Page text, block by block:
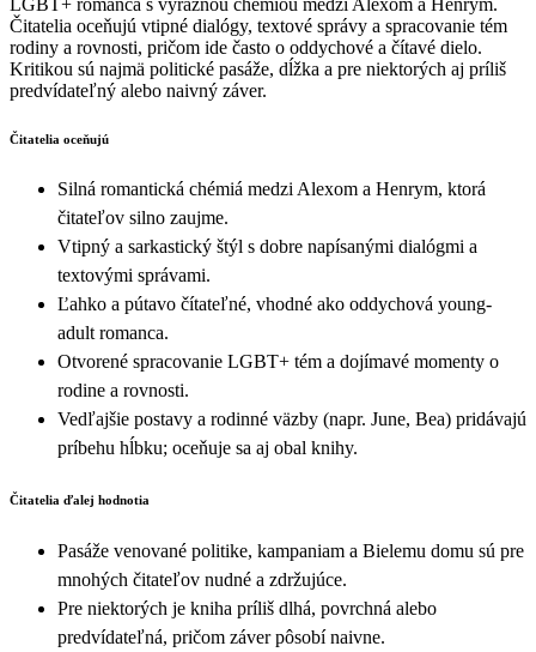
Čitatelia oceňujú vtipné dialógy, textové správy a spracovanie tém
rodiny a rovnosti, pričom ide často o oddychové a čítavé dielo.
Kritikou sú najmä politické pasáže, dĺžka a pre niektorých aj príliš
predvídateľný alebo naivný záver.
Čitatelia oceňujú
Silná romantická chémiá medzi Alexom a Henrym, ktorá
čitateľov silno zaujme.
Vtipný a sarkastický štýl s dobre napísanými dialógmi a
textovými správami.
Ľahko a pútavo čítateľné, vhodné ako oddychová young-
adult romanca.
Otvorené spracovanie LGBT+ tém a dojímavé momenty o
rodine a rovnosti.
Vedľajšie postavy a rodinné väzby (napr. June, Bea) pridávajú
príbehu hĺbku; oceňuje sa aj obal knihy.
Čitatelia ďalej hodnotia
Pasáže venované politike, kampaniam a Bielemu domu sú pre
mnohých čitateľov nudné a zdržujúce.
Pre niektorých je kniha príliš dlhá, povrchná alebo
predvídateľná, pričom záver pôsobí naivne.